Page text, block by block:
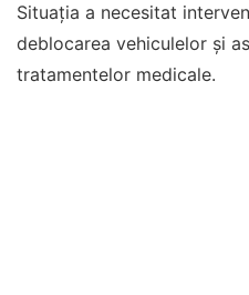
Situația a necesitat
deblocarea vehiculelor și
tratamentelor medicale.